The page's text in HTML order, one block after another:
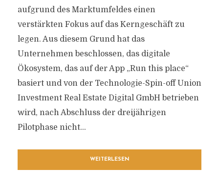
aufgrund des Marktumfeldes einen
verstärkten Fokus auf das Kerngeschäft zu
legen. Aus diesem Grund hat das
Unternehmen beschlossen, das digitale
Ökosystem, das auf der App „Run this place“
basiert und von der Technologie-Spin-off Union
Investment Real Estate Digital GmbH betrieben
wird, nach Abschluss der dreijährigen
Pilotphase nicht...
WEITERLESEN